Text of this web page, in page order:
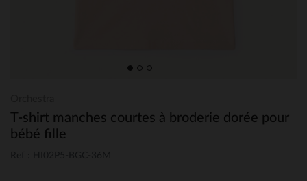
T-shirt manches courtes à broderie dorée pour
bébé fille